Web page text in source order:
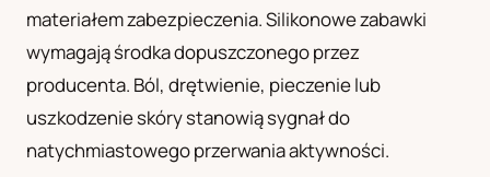
materiałem zabezpieczenia. Silikonowe zabawki
wymagają środka dopuszczonego przez
producenta. Ból, drętwienie, pieczenie lub
uszkodzenie skóry stanowią sygnał do
natychmiastowego przerwania aktywności.